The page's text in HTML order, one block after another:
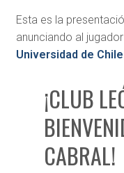
Esta es la
anunciando al
Universidad de Chile
¡CLUB
CABRAL!